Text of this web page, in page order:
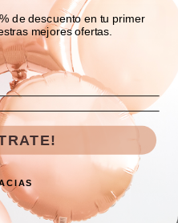
AHORA
de descuento en tu primer
mejores ofertas.